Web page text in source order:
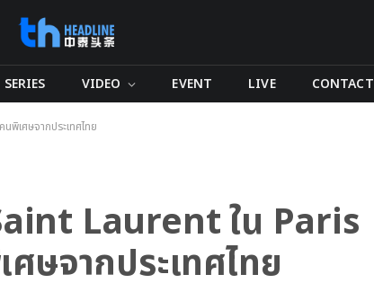
SERIES VIDEO EVENT LIVE CONTACT
พิเศษจากประเทศไทย
Laurent ใน Paris
ษจากประเทศไทย